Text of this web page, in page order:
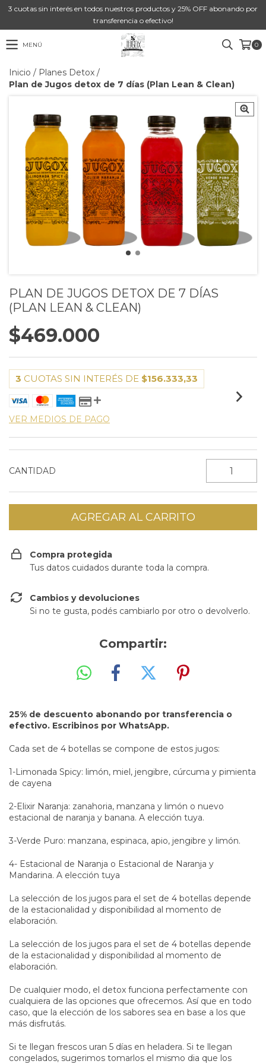
3 cuotas sin interés en todos nuestros productos y 25% OFF abonando por
transferencia o efectivo!
MENÚ 0
Inicio / Planes Detox /
Plan de Jugos detox de 7 días (Plan Lean & Clean)
PLAN DE JUGOS DETOX DE 7 DÍAS
(PLAN LEAN & CLEAN)
$469.000
3 CUOTAS SIN INTERÉS DE $156.333,33
VER MEDIOS DE PAGO
CANTIDAD
Compra protegida
Tus datos cuidados durante toda la compra.
Cambios y devoluciones
Si no te gusta, podés cambiarlo por otro o devolverlo.
Compartir:
25% de descuento abonando por transferencia o
efectivo. Escribinos por WhatsApp.
Cada set de 4 botellas se compone de estos jugos:
1-Limonada Spicy: limón, miel, jengibre, cúrcuma y pimienta
de cayena
2-Elixir Naranja: zanahoria, manzana y limón o nuevo
estacional de naranja y banana. A elección tuya.
3-Verde Puro: manzana, espinaca, apio, jengibre y limón.
4- Estacional de Naranja o Estacional de Naranja y
Mandarina. A elección tuya
La selección de los jugos para el set de 4 botellas depende
de la estacionalidad y disponibilidad al momento de
elaboración.
La selección de los jugos para el set de 4 botellas depende
de la estacionalidad y disponibilidad al momento de
elaboración.
De cualquier modo, el detox funciona perfectamente con
cualquiera de las opciones que ofrecemos. Así que en todo
caso, que la elección de los sabores sea en base a los que
más disfrutás.
Si te llegan frescos uran 5 días en heladera. Si te llegan
congelados, sugerimos tomarlos el mismo dia que los